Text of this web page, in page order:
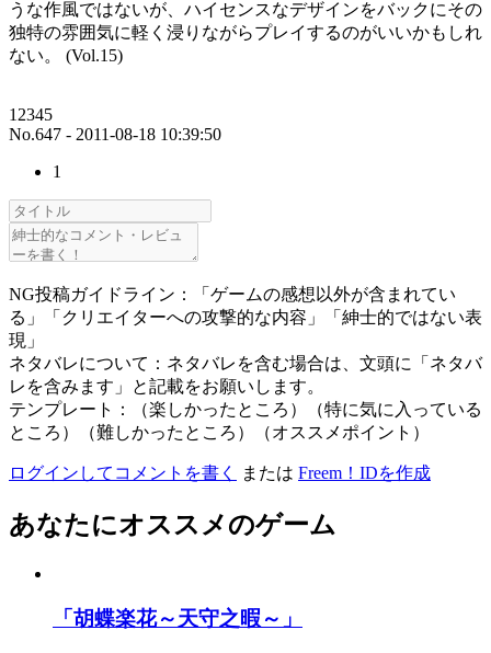
うな作風ではないが、ハイセンスなデザインをバックにその
独特の雰囲気に軽く浸りながらプレイするのがいいかもしれ
ない。 (Vol.15)
12345
No.647 - 2011-08-18 10:39:50
1
NG投稿ガイドライン：「ゲームの感想以外が含まれてい
る」「クリエイターへの攻撃的な内容」「紳士的ではない表
現」
ネタバレについて：ネタバレを含む場合は、文頭に「ネタバ
レを含みます」と記載をお願いします。
テンプレート：（楽しかったところ）（特に気に入っている
ところ）（難しかったところ）（オススメポイント）
ログインしてコメントを書く または Freem！IDを作成
あなたにオススメのゲーム
「胡蝶楽花～天守之暇～」